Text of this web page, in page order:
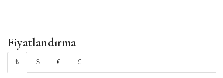
Fiyatlandırma
₺ $ € £